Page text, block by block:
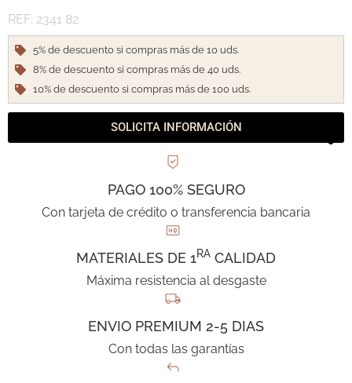
REF: 2341 82
5% de descuento si compras más de 10 uds.
8% de descuento si compras más de 40 uds.
10% de descuento si compras más de 100 uds.
SOLICITA INFORMACIÓN
PAGO 100% SEGURO
Con tarjeta de crédito o transferencia bancaria
MATERIALES DE 1RA CALIDAD
Máxima resistencia al desgaste
ENVIO PREMIUM 2-5 DIAS
Con todas las garantías